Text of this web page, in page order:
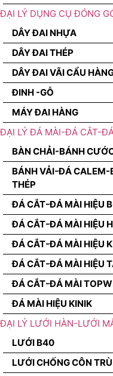
ĐẠI LÝ DỤNG CỤ ĐÓNG
DÂY ĐAI NHỰA
DÂY ĐAI THÉP
DÂY ĐAI VÃI CẨU
ĐINH -GỖ
MÁY ĐAI HÀNG
ĐẠI LÝ ĐÁ MÀI-ĐÁ CẮT-
BÀN CHẢI-BÁNH
BÁNH VẢI-ĐÁ CALEM-
THÉP
ĐÁ CẮT-ĐÁ MÀI HIỆU
ĐÁ CẮT-ĐÁ MÀI HIỆU
ĐÁ CẮT-ĐÁ MÀI HIỆU
ĐÁ CẮT-ĐÁ MÀI HIỆU
ĐÁ CẮT-ĐÁ MÀI
ĐÁ MÀI HIỆU KINIK
ĐẠI LÝ LƯỚI HÀN-LƯỚI
LƯỚI B40
LƯỚI CHỐNG CÔN